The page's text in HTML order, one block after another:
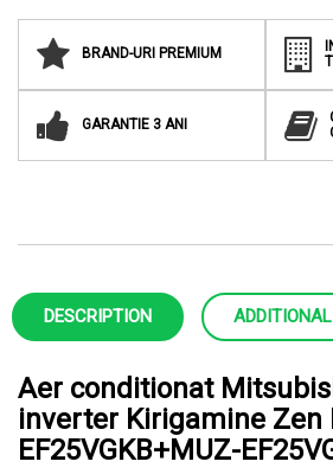
BRAND-URI PREMIUM
GARANTIE 3 ANI
DESCRIPTION
Aer conditionat
inverter Kirigamine Zen
EF25VGKB+MUZ-